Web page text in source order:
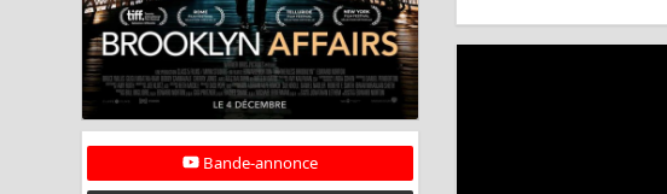
Bande-annonce